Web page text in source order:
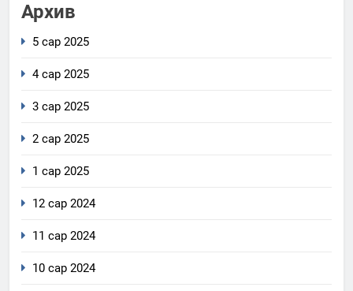
Архив
5 сар 2025
4 сар 2025
3 сар 2025
2 сар 2025
1 сар 2025
12 сар 2024
11 сар 2024
10 сар 2024